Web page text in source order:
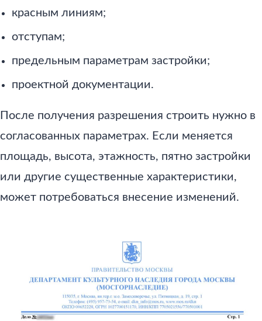
красным линиям;
отступам;
предельным параметрам застройки;
проектной документации.
После получения разрешения строить нужно в
согласованных параметрах. Если меняется
площадь, высота, этажность, пятно застройки
или другие существенные характеристики,
может потребоваться внесение изменений.